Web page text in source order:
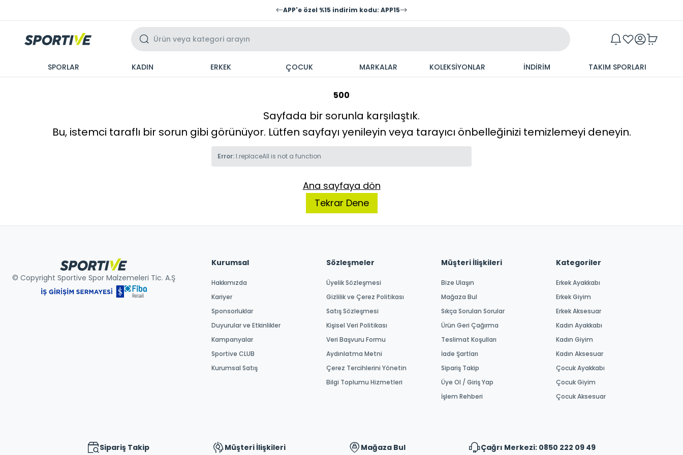
APP'e özel %15 indirim kodu: APP15
SPORLAR KADIN ERKEK ÇOCUK MARKALAR KOLEKSİYONLAR İNDİRİM TAKIM SPORLARI
500
Sayfada bir sorunla karşılaştık.
Bu, istemci taraflı bir sorun gibi görünüyor. Lütfen sayfayı yenileyin veya tarayıcı önbelleğinizi temizlemeyi deneyin.
Error: l.replaceAll is not a function
Ana sayfaya dön
Tekrar Dene
© Copyright Sportive Spor Malzemeleri Tic. A.Ş
Kurumsal
Hakkımızda
Kariyer
Sponsorluklar
Duyurular ve Etkinlikler
Kampanyalar
Sportive CLUB
Kurumsal Satış
Sözleşmeler
Üyelik Sözleşmesi
Gizlilik ve Çerez Politikası
Satış Sözleşmesi
Kişisel Veri Politikası
Veri Başvuru Formu
Aydınlatma Metni
Çerez Tercihlerini Yönetin
Bilgi Toplumu Hizmetleri
Müşteri İlişkileri
Bize Ulaşın
Mağaza Bul
Sıkça Sorulan Sorular
Ürün Geri Çağırma
Teslimat Koşulları
İade Şartları
Sipariş Takip
Üye Ol / Giriş Yap
İşlem Rehberi
Kategoriler
Erkek Ayakkabı
Erkek Giyim
Erkek Aksesuar
Kadın Ayakkabı
Kadın Giyim
Kadın Aksesuar
Çocuk Ayakkabı
Çocuk Giyim
Çocuk Aksesuar
Sipariş Takip Müşteri İlişkileri Mağaza Bul Çağrı Merkezi: 0850 222 09 49